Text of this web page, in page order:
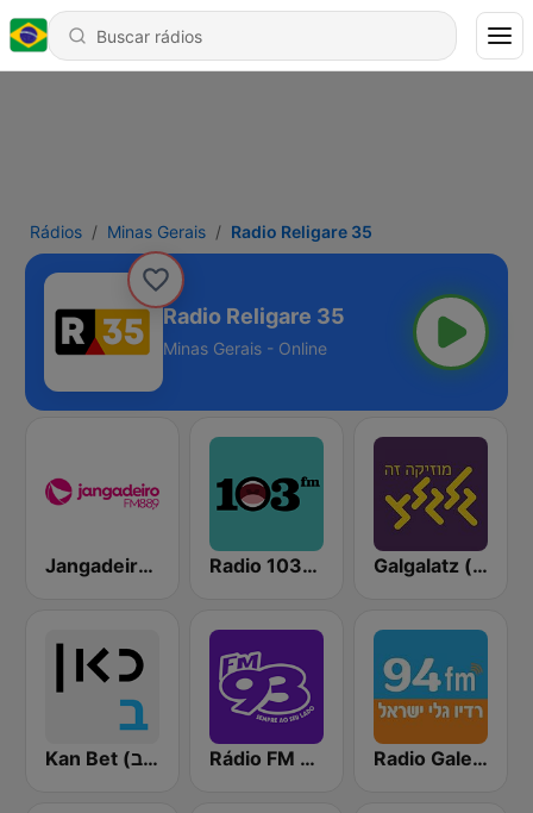
Rádios Minas Gerais Radio Religare 35
Radio Religare 35
Minas Gerais - Online
Jangadeiro FM 88.9 Radio 103FM Galgalatz (גלגלצ רדיו)
Kan Bet (כאן ב' / רשת ב') Rádio FM 93.9 Radio Galey Israel (רדיו גלי ישראל)